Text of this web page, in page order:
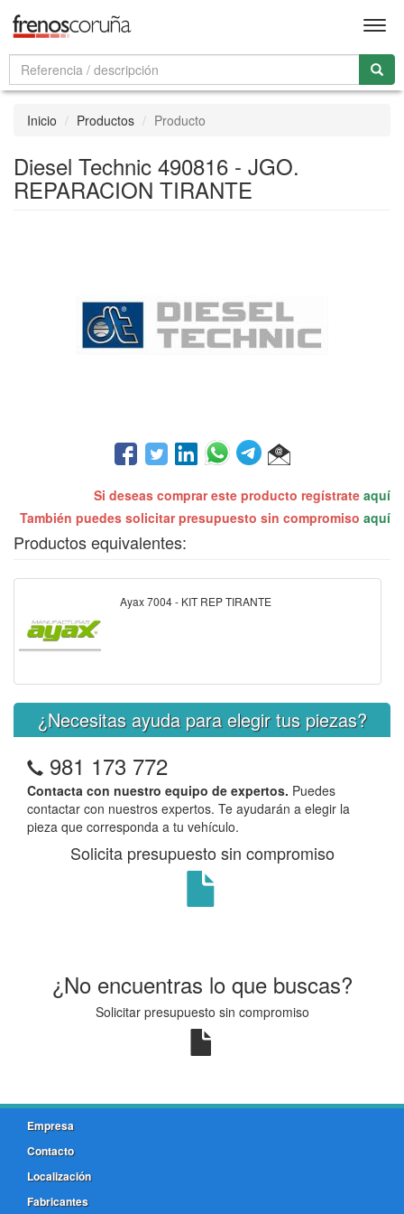
Inicio Productos Producto
Diesel Technic 490816 - JGO.
REPARACION TIRANTE
Si deseas comprar este producto regístrate aquí
También puedes solicitar presupuesto sin compromiso aquí
Productos equivalentes:
Ayax 7004 - KIT REP TIRANTE
¿Necesitas ayuda para elegir tus piezas?
981 173 772
Contacta con nuestro equipo de expertos. Puedes
contactar con nuestros expertos. Te ayudarán a elegir la
pieza que corresponda a tu vehículo.
Solicita presupuesto sin compromiso
¿No encuentras lo que buscas?
Solicitar presupuesto sin compromiso
Empresa
Contacto
Localización
Fabricantes